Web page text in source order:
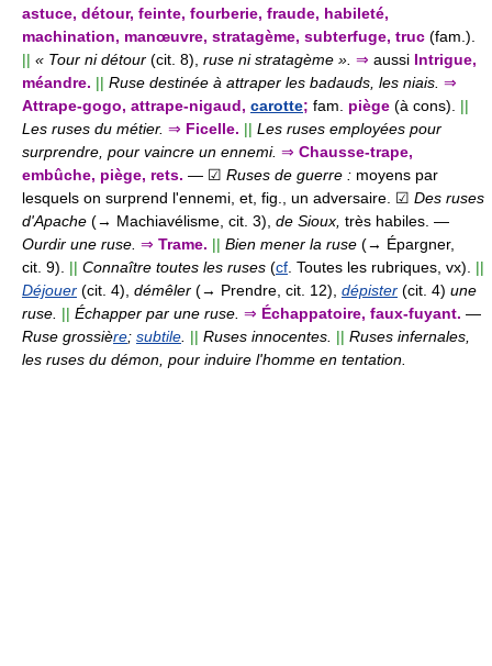
astuce, détour, feinte, fourberie, fraude, habileté,
machination, manœuvre, stratagème, subterfuge, truc (fam.).
|| « Tour ni détour (cit. 8), ruse ni stratagème ». ⇒ aussi Intrigue,
méandre. || Ruse destinée à attraper les badauds, les niais. ⇒
Attrape-gogo, attrape-nigaud, carotte; fam. piège (à cons).
||
Les ruses du métier. ⇒ Ficelle. || Les ruses employées pour
surprendre, pour vaincre un ennemi. ⇒ Chausse-trape,
embûche, piège, rets. — ☑ Ruses de guerre : moyens par
lesquels on surprend l'ennemi, et, fig., un adversaire. ☑ Des ruses
d'Apache (→ Machiavélisme, cit. 3), de Sioux, très habiles. —
Ourdir une ruse. ⇒ Trame. || Bien mener la ruse (→ Épargner,
cit. 9).
|| Connaître toutes les ruses (cf . Toutes les rubriques, vx).
||
Déjouer (cit. 4), démêler (→ Prendre, cit. 12), dépister (cit. 4) une
ruse. || Échapper par une ruse. ⇒ Échappatoire, faux-fuyant. —
Ruse grossière; subtile || Ruses innocentes. || Ruses infernales,
les ruses du démon, pour induire l'homme en tentation.